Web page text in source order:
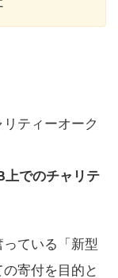
ティーオーク
上でのチャリテ
ている「新型
寄付を目的と